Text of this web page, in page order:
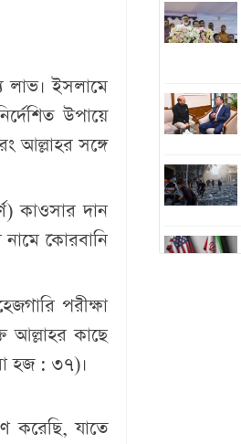
লাভ। ইসলামে
উপায়ে
আল্লাহর সঙ্গে
কাওসার দান
কোরবানি
পরীক্ষা
কাছে
হজ : ৩৭)।
করেছি, যাতে